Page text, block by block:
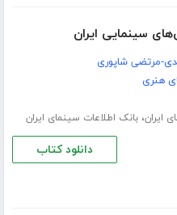
سینمایی ایران
مرتضی شاپوری
هنری
ایران،بانک اطلاعات سینمای ایران
دانلود کتاب